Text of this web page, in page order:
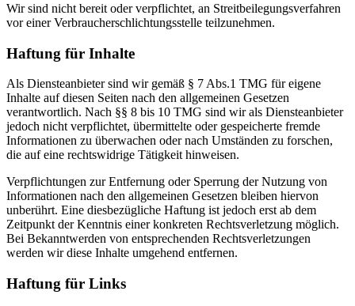
Wir sind nicht bereit oder verpflichtet, an Streitbeilegungsverfahren
vor einer Verbraucherschlichtungsstelle teilzunehmen.
Haftung für Inhalte
Als Diensteanbieter sind wir gemäß § 7 Abs.1 TMG für eigene
Inhalte auf diesen Seiten nach den allgemeinen Gesetzen
verantwortlich. Nach §§ 8 bis 10 TMG sind wir als Diensteanbieter
jedoch nicht verpflichtet, übermittelte oder gespeicherte fremde
Informationen zu überwachen oder nach Umständen zu forschen,
die auf eine rechtswidrige Tätigkeit hinweisen.
Verpflichtungen zur Entfernung oder Sperrung der Nutzung von
Informationen nach den allgemeinen Gesetzen bleiben hiervon
unberührt. Eine diesbezügliche Haftung ist jedoch erst ab dem
Zeitpunkt der Kenntnis einer konkreten Rechtsverletzung möglich.
Bei Bekanntwerden von entsprechenden Rechtsverletzungen
werden wir diese Inhalte umgehend entfernen.
Haftung für Links